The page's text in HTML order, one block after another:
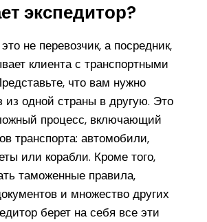
экспедитор?
не перевозчик, а посредник,
клиента с транспортными
что вам нужно
из одной страны в другую. Это
процесс, включающий
транспорта: автомобили,
или корабли. Кроме того,
таможенные правила,
и множество других
берет на себя все эти